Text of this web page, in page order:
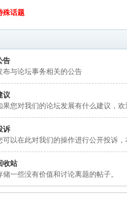
殊话题
告
布与论坛事务相关的公告
议
果您对我们的论坛发展有什么建议，欢
诉
可以在此对我们的操作进行公开投诉，
收站
储一些没有价值和讨论离题的帖子。